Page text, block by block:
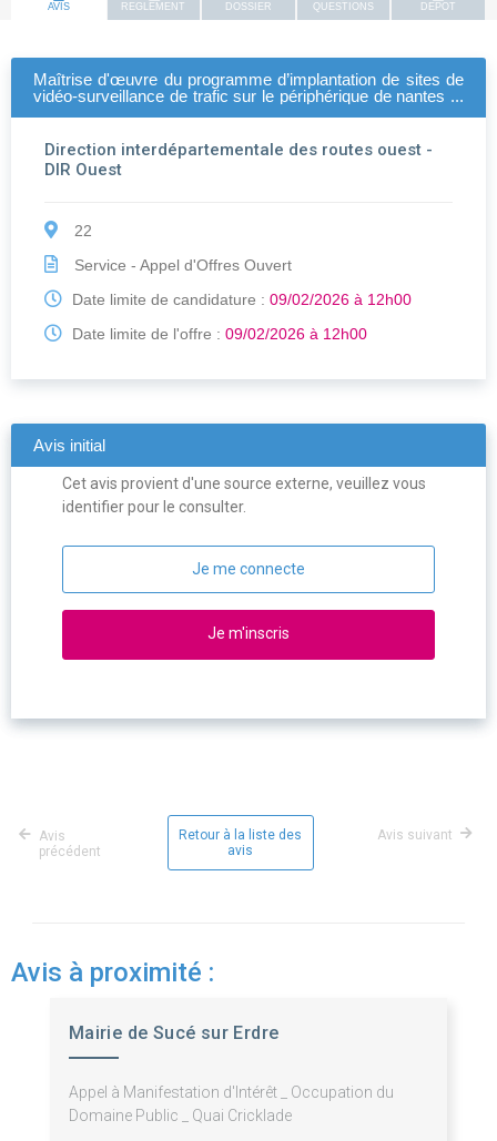
AVIS REGLEMENT DOSSIER QUESTIONS DEPOT
Maîtrise d'œuvre du programme d’implantation de sites de
vidéo-surveillance de trafic sur le périphérique de nantes et
Direction interdépartementale des routes ouest -
DIR Ouest
22
Service - Appel d'Offres Ouvert
Date limite de candidature : 09/02/2026 à 12h00
Date limite de l'offre : 09/02/2026 à 12h00
Avis initial
Cet avis provient d'une source externe, veuillez vous
identifier pour le consulter.
Je me connecte
Je m'inscris
Avis
précédent
Retour à la liste des
avis
Avis suivant
Avis à proximité :
Mairie de Sucé sur Erdre
Appel à Manifestation d'Intérêt _ Occupation du
Domaine Public _ Quai Cricklade